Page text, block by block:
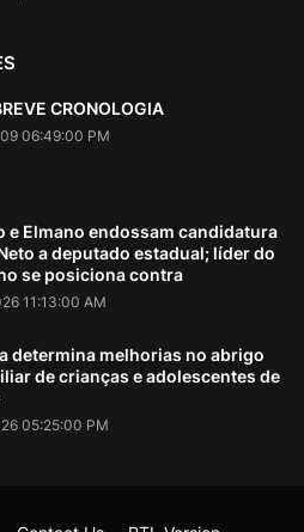
CRONOLOGIA
06:49:00 PM
e Elmano endossam candidatura
a deputado estadual; líder do
se posiciona contra
11:13:00 AM
determina melhorias no abrigo
de crianças e adolescentes de
05:25:00 PM